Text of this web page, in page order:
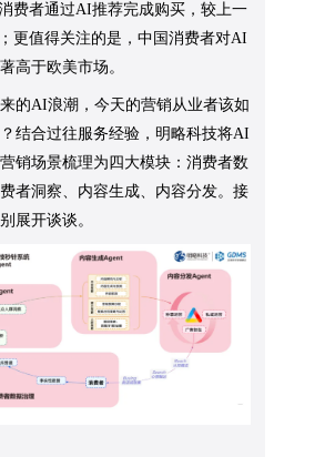
费者通过AI推荐完成购买，较上一
更值得关注的是，中国消费者对AI
高于欧美市场。
的AI浪潮，今天的营销从业者该如
结合过往服务经验，明略科技将AI
销场景梳理为四大模块：消费者数
者洞察、内容生成、内容分发。接
展开谈谈。